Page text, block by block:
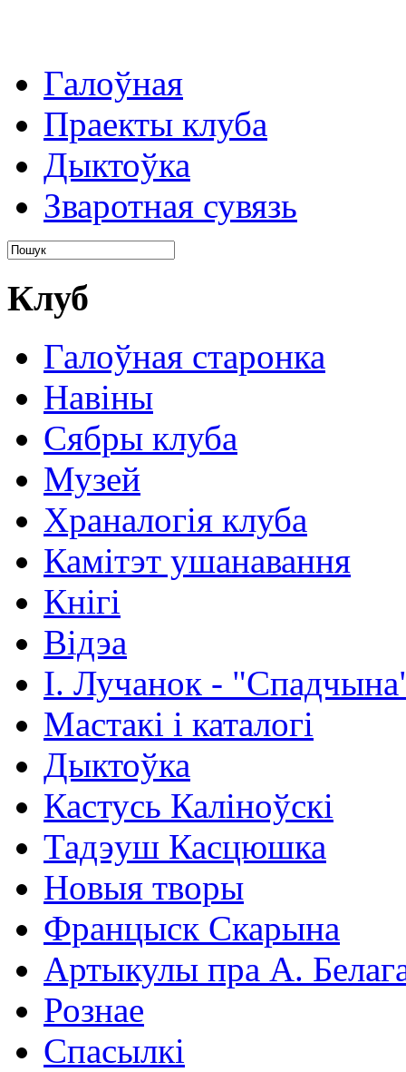
Галоўная
Праекты клуба
Дыктоўка
Зваротная сувязь
Клуб
Галоўная старонка
Навіны
Сябры клуба
Музей
Храналогія клуба
Камітэт ушанавання
Кнігі
Відэа
І. Лучанок -
Мастакі i каталогi
Дыктоўка
Кастусь Каліноўскі
Тадэуш Касцюшка
Новыя творы
Францыск Скарына
Артыкулы пра А.
Рознае
Спасылкі